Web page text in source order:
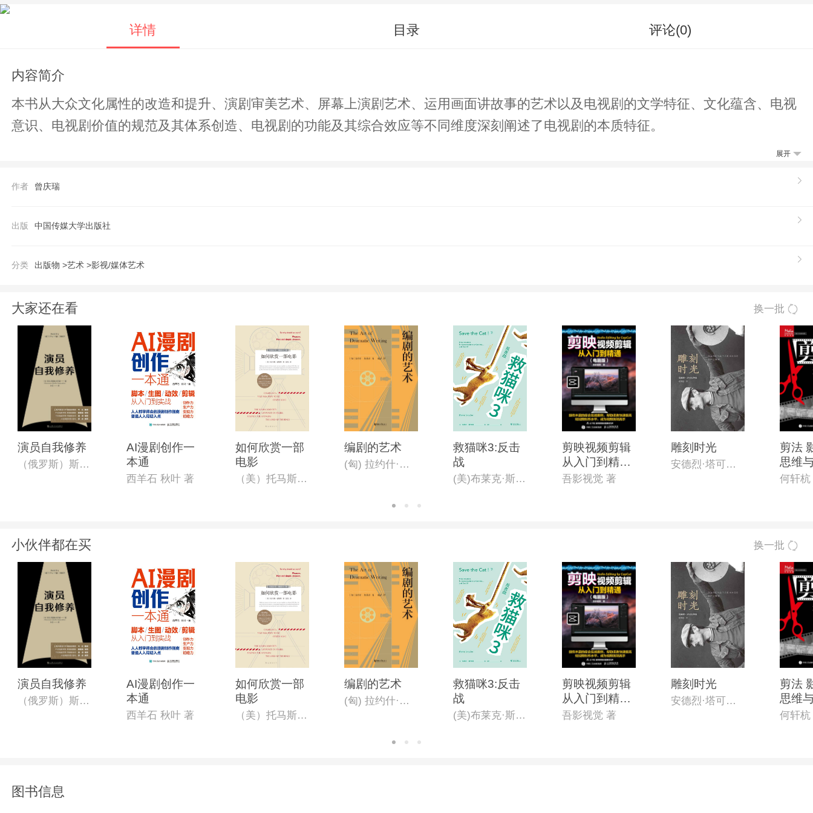
详情 目录 评论(0)
内容简介
本书从大众文化属性的改造和提升、演剧审美艺术、屏幕上演剧艺术、运用画面讲故事的艺术以及电视剧的文学特征、文化蕴含、电视
意识、电视剧价值的规范及其体系创造、电视剧的功能及其综合效应等不同维度深刻阐述了电视剧的本质特征。
展开
作者 曾庆瑞
出版 中国传媒大学出版社
分类 出版物 >艺术 >影视/媒体艺术
大家还在看 换一批
演员自我修养
（俄罗斯）斯坦尼斯拉夫斯基著,叶红译
AI漫剧创作一
本通
西羊石 秋叶 著
如何欣赏一部
电影
（美）托马斯•福斯特
编剧的艺术
(匈) 拉约什·埃格里著;陈磊译
救猫咪3:反击
战
(美)布莱克·斯奈德著;孟影译
剪映视频剪辑
从入门到精通
(电脑版)
吾影视觉 著
雕刻时光
安德烈·塔可夫斯基
剪法
思维
何轩杭
小伙伴都在买 换一批
演员自我修养
（俄罗斯）斯坦尼斯拉夫斯基著,叶红译
AI漫剧创作一
本通
西羊石 秋叶 著
如何欣赏一部
电影
（美）托马斯•福斯特
编剧的艺术
(匈) 拉约什·埃格里著;陈磊译
救猫咪3:反击
战
(美)布莱克·斯奈德著;孟影译
剪映视频剪辑
从入门到精通
(电脑版)
吾影视觉 著
雕刻时光
安德烈·塔可夫斯基
剪法
思维
何轩杭
图书信息